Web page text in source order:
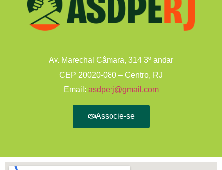
Av. Marechal Câmara, 314 3º andar
CEP 20020-080 – Centro, RJ
Email: asdperj@gmail.com
Associe-se